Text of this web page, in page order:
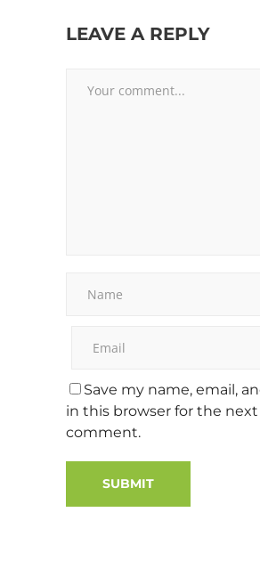
LEAVE A REPLY
Save my name, email,
in this browser for the
comment.